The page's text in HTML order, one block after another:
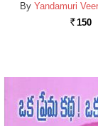
By Yandamuri
Rs. 150